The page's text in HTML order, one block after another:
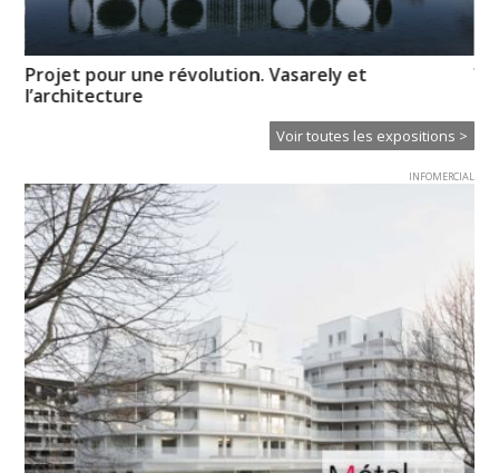
Projet pour une révolution. Vasarely et
l’architecture
Voir toutes les expositions >
INFOMERCIAL